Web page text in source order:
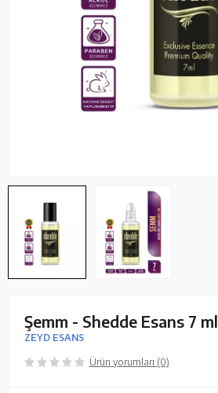
Şemm - Shedde Esans 7 ml
ZEYD ESANS
Ürün yorumları (0)